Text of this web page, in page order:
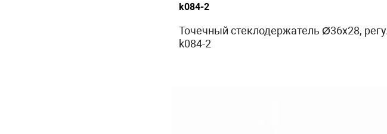
k084-2
Точечный стеклодержатель Ø36x28,
k084-2